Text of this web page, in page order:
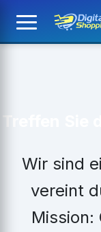
Wir sind
vereint
Mission: